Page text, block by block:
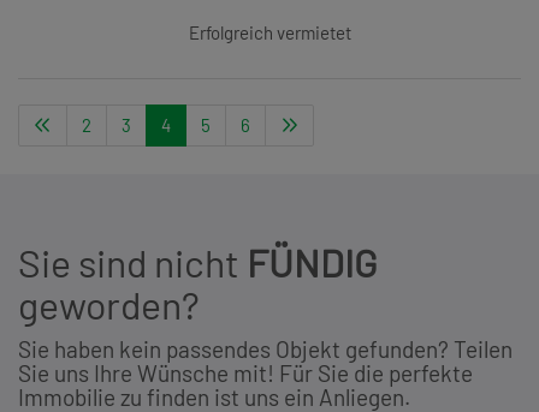
Erfolgreich vermietet
2 3 4 5 6
Sie sind nicht FÜNDIG
geworden?
Sie haben kein passendes Objekt gefunden? Teilen
Sie uns Ihre Wünsche mit! Für Sie die perfekte
Immobilie zu finden ist uns ein Anliegen.